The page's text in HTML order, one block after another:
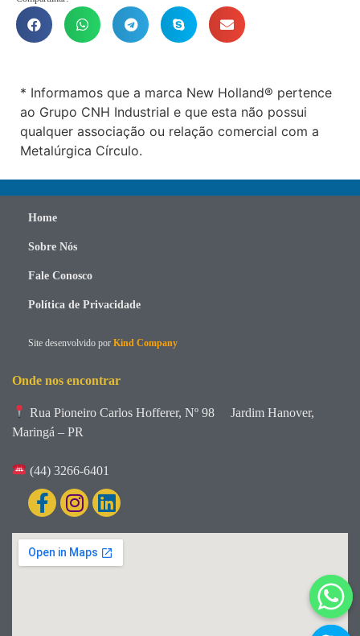
* Informamos que a marca New Holland® pertence
ao Grupo CNH Industrial e que esta não possui
qualquer associação ou relação comercial com a
Metalúrgica Círculo.
Home
Sobre Nós
Fale Conosco
Política de Privacidade
Site desenvolvido por Kind Company
Onde nos encontrar
Rua Pioneiro Carlos Hofferer, Nº 98
Jardim Hanover,
Maringá – PR
(44) 3266-6401